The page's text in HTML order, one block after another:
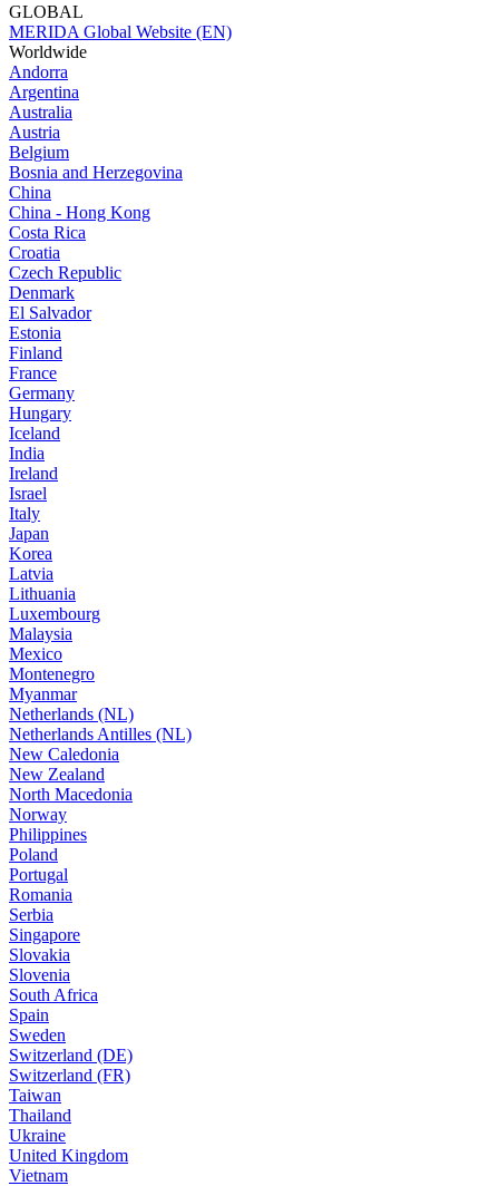
GLOBAL
MERIDA Global Website (EN)
Worldwide
Andorra
Argentina
Australia
Austria
Belgium
Bosnia and Herzegovina
China
China - Hong Kong
Costa Rica
Croatia
Czech Republic
Denmark
El Salvador
Estonia
Finland
France
Germany
Hungary
Iceland
India
Ireland
Israel
Italy
Japan
Korea
Latvia
Lithuania
Luxembourg
Malaysia
Mexico
Montenegro
Myanmar
Netherlands (NL)
Netherlands Antilles (NL)
New Caledonia
New Zealand
North Macedonia
Norway
Philippines
Poland
Portugal
Romania
Serbia
Singapore
Slovakia
Slovenia
South Africa
Spain
Sweden
Switzerland (DE)
Switzerland (FR)
Taiwan
Thailand
Ukraine
United Kingdom
Vietnam